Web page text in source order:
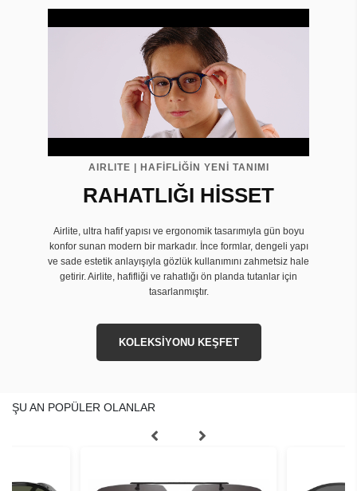
AIRLITE | HAFİFLİĞİN YENİ TANIMI
RAHATLIĞI HİSSET
Airlite, ultra hafif yapısı ve ergonomik tasarımıyla gün boyu
konfor sunan modern bir markadır. İnce formlar, dengeli yapı
ve sade estetik anlayışıyla gözlük kullanımını zahmetsiz hale
getirir. Airlite, hafifliği ve rahatlığı ön planda tutanlar için
tasarlanmıştır.
KOLEKSİYONU KEŞFET
ŞU AN POPÜLER OLANLAR